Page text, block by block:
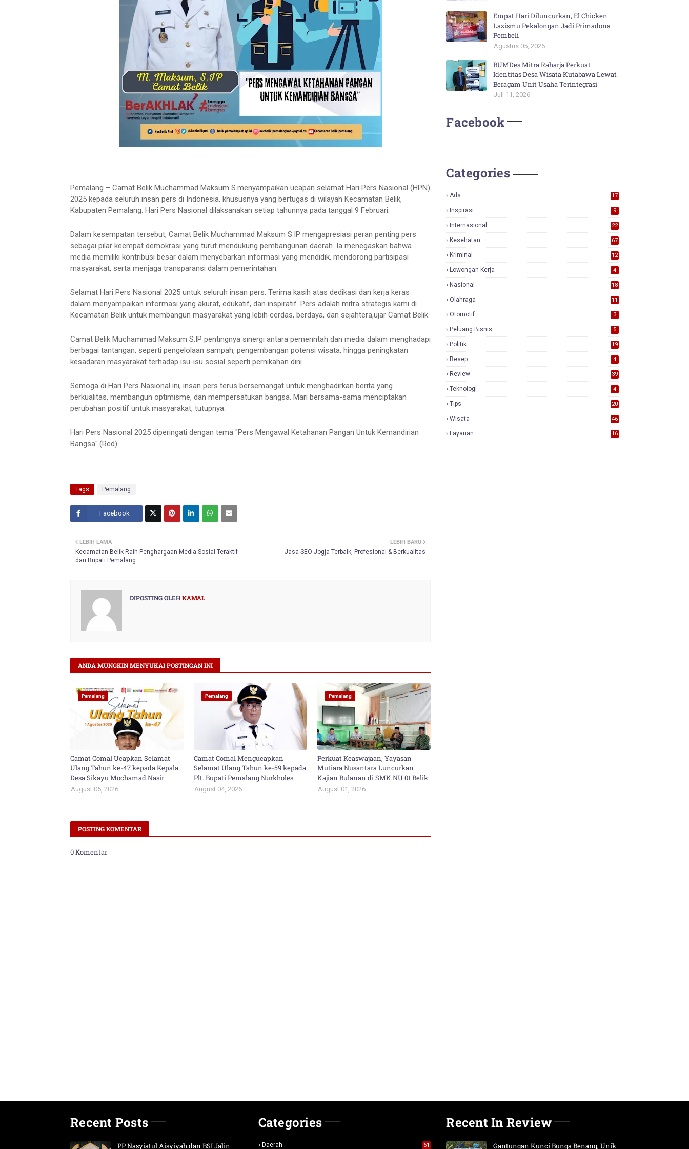
Pemalang – Camat Belik Muchammad Maksum S.menyampaikan ucapan selamat Hari Pers Nasional (HPN)
2025 kepada seluruh insan pers di Indonesia, khususnya yang bertugas di wilayah Kecamatan Belik,
Kabupaten Pemalang. Hari Pers Nasional dilaksanakan setiap tahunnya pada tanggal 9 Februari.
Dalam kesempatan tersebut, Camat Belik Muchammad Maksum S.IP mengapresiasi peran penting pers
sebagai pilar keempat demokrasi yang turut mendukung pembangunan daerah. Ia menegaskan bahwa
media memiliki kontribusi besar dalam menyebarkan informasi yang mendidik, mendorong partisipasi
masyarakat, serta menjaga transparansi dalam pemerintahan.
Selamat Hari Pers Nasional 2025 untuk seluruh insan pers. Terima kasih atas dedikasi dan kerja keras
dalam menyampaikan informasi yang akurat, edukatif, dan inspiratif. Pers adalah mitra strategis kami di
Kecamatan Belik untuk membangun masyarakat yang lebih cerdas, berdaya, dan sejahtera,ujar Camat Belik.
Camat Belik Muchammad Maksum S.IP pentingnya sinergi antara pemerintah dan media dalam menghadapi
berbagai tantangan, seperti pengelolaan sampah, pengembangan potensi wisata, hingga peningkatan
kesadaran masyarakat terhadap isu-isu sosial seperti pernikahan dini.
Semoga di Hari Pers Nasional ini, insan pers terus bersemangat untuk menghadirkan berita yang
berkualitas, membangun optimisme, dan mempersatukan bangsa. Mari bersama-sama menciptakan
perubahan positif untuk masyarakat, tutupnya.
Hari Pers Nasional 2025 diperingati dengan tema "Pers Mengawal Ketahanan Pangan Untuk Kemandirian
Bangsa".(Red)
Tags Pemalang
Facebook
LEBIH BARU
Jasa SEO Jogja Terbaik, Profesional & Berkualitas
LEBIH LAMA
Kecamatan Belik Raih Penghargaan Media Sosial Teraktif
dari Bupati Pemalang
DIPOSTING OLEHKAMAL
ANDA MUNGKIN MENYUKAI POSTINGAN INI
Pemalang
Camat Comal Ucapkan Selamat
Ulang Tahun ke-47 kepada Kepala
Desa Sikayu Mochamad Nasir
August 05, 2026
Pemalang
Camat Comal Mengucapkan
Selamat Ulang Tahun ke-59 kepada
Plt. Bupati Pemalang Nurkholes
August 04, 2026
Pemalang
Perkuat Keaswajaan, Yayasan
Mutiara Nusantara Luncurkan
Kajian Bulanan di SMK NU 01 Belik
August 01, 2026
POSTING KOMENTAR
0 Komentar
Empat Hari Diluncurkan, El Chicken
Lazismu Pekalongan Jadi Primadona
Pembeli
Agustus 05, 2026
BUMDes Mitra Raharja Perkuat
Identitas Desa Wisata Kutabawa Lewat
Beragam Unit Usaha Terintegrasi
Juli 11, 2026
Facebook
Categories
Ads
17
Inspirasi 9
Internasional 22
Kesehatan 67
Kriminal 12
Lowongan Kerja 4
Nasional
18
Olahraga 11
Otomotif 3
Peluang Bisnis 5
Politik 19
Resep 4
Review
39
Teknologi 4
Tips 20
Wisata 46
Layanan 16
Recent Posts
PP Nasyiatul Aisyiyah dan BSI Jalin
Categories
Daerah 61
Recent In Review
Gantungan Kunci Bunga Benang, Unik